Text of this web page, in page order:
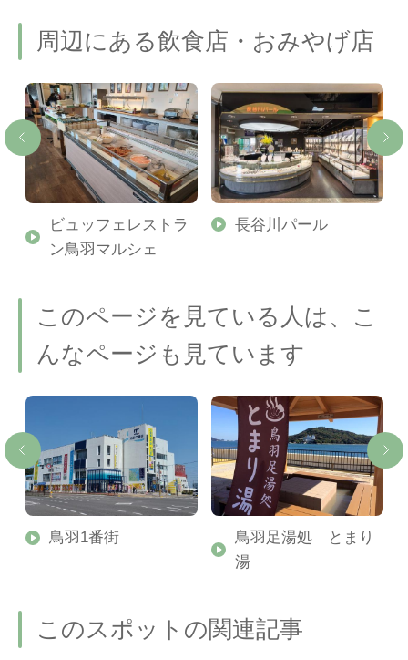
周辺にある飲食店・おみやげ店
ビュッフェレストラ
ン鳥羽マルシェ
長谷川パール
このページを見ている人は、こ
んなページも見ています
鳥羽1番街
鳥羽足湯処 とまり
湯
このスポットの関連記事